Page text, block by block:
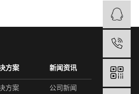
方案
方案
新闻资讯
公司新闻